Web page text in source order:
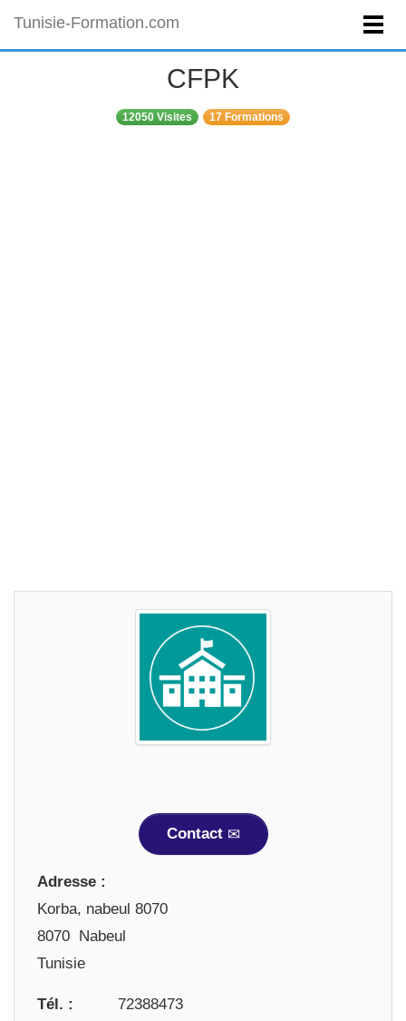
Tunisie-Formation.com
CFPK
12050 Visites 17 Formations
Contact
Adresse :
Korba, nabeul 8070
8070 Nabeul
Tunisie
Tél. : 72388473